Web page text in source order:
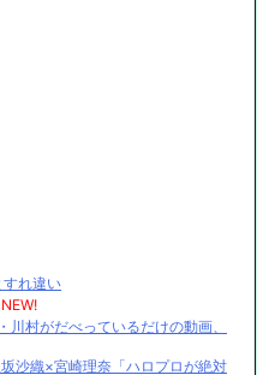
れ違い
NEW!
村がだべっているだけの動画、
沙織×宮崎理奈「ハロプロが絶対